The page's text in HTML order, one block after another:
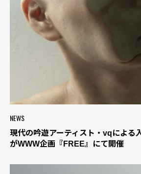
NEWS
現代の吟遊アーティスト・vqによる
がWWW企画『FREE』にて開催